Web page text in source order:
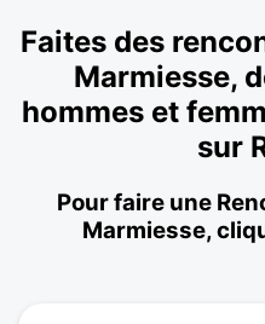
Faites des
Marmiesse,
hommes et
sur
Pour faire une
Marmiesse,